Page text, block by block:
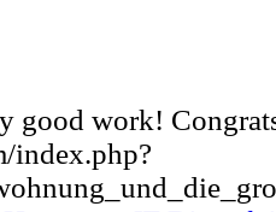
good work!
index.php?